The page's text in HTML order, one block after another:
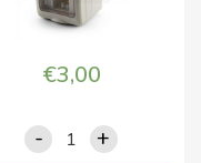
€3,00
-
Contenitore
+